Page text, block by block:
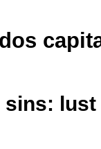
sins: lust